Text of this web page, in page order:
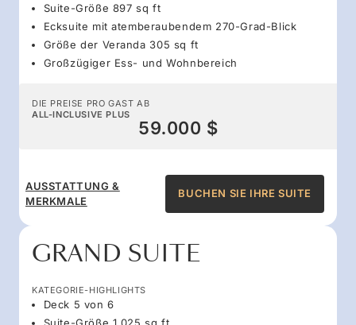
Suite-Größe 897 sq ft
Ecksuite mit atemberaubendem 270-Grad-Blick
Größe der Veranda 305 sq ft
Großzügiger Ess- und Wohnbereich
DIE PREISE PRO GAST AB
ALL-INCLUSIVE PLUS
59.000 $
AUSSTATTUNG &
MERKMALE
BUCHEN SIE IHRE SUITE
GRAND SUITE
KATEGORIE-HIGHLIGHTS
Deck 5 von 6
Suite-Größe 1,025 sq ft